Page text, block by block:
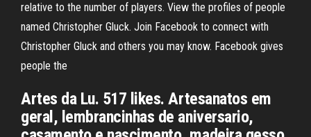
relative to the number of players. View the profiles of people
named Christopher Gluck. Join Facebook to connect with
Christopher Gluck and others you may know. Facebook gives
people the
Artes da Lu. 517 likes. Artesanatos em
geral, lembrancinhas de aniversario,